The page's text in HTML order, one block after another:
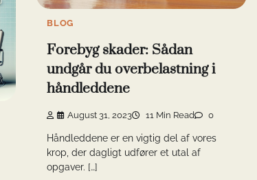
BLOG
Forebyg skader: Sådan
undgår du overbelastning i
håndleddene
August 31, 2023 11 Min Read 0
Håndleddene er en vigtig del af vores
krop, der dagligt udfører et utal af
opgaver. […]